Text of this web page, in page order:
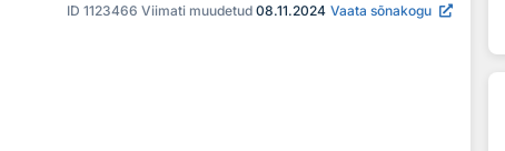
ID 1123466 Viimati muudetud 08.11.2024 Vaata sõnakogu